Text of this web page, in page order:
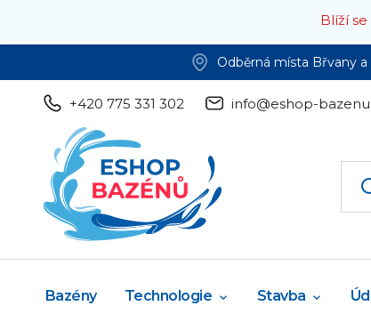
Blíží
Odběrná místa Břvany a
+420 775 331 302 info@eshop-
Bazény Technologie Stavba